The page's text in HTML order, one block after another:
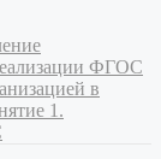
ФГОС
в
1.